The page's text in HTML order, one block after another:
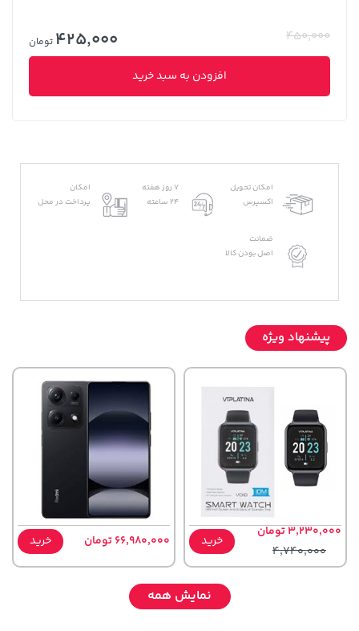
450,000
425,000 تومان
افزودن به سبد خرید
امکان تحویل
اکسپرس
7 روز هفته
24 ساعته
امکان
پرداخت در محل
ضمانت
اصل بودن کالا
پیشنهاد ویژه
3,230,000 تومان
4,740,000
خرید 66,980,000 تومان خرید
نمایش همه